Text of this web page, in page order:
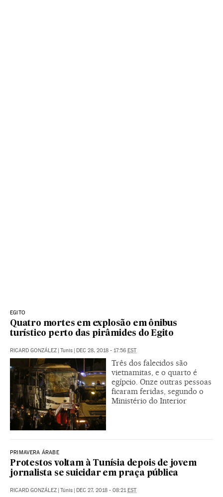
EGITO
Quatro mortes em explosão em ônibus
turístico perto das pirâmides do Egito
RICARD GONZÁLEZ | Tunis | DEC 28, 2018 - 17:56 EST
Três dos falecidos são
vietnamitas, e o quarto é
egípcio. Onze outras pessoas
ficaram feridas, segundo o
Ministério do Interior
PRIMAVERA ÁRABE
Protestos voltam à Tunísia depois de jovem
jornalista se suicidar em praça pública
RICARD GONZÁLEZ | Túnis | DEC 27, 2018 - 08:21EST